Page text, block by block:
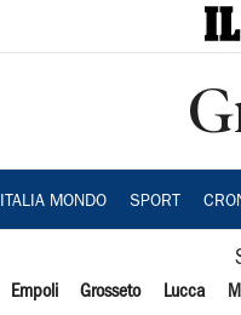
ITALIA MONDO SPORT
Empoli Grosseto Lucca